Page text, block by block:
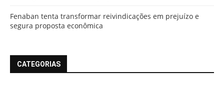
Fenaban tenta transformar reivindicações em prejuízo e
segura proposta econômica
CATEGORIAS